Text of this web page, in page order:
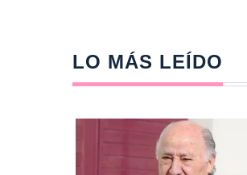
LO MÁS LEÍDO